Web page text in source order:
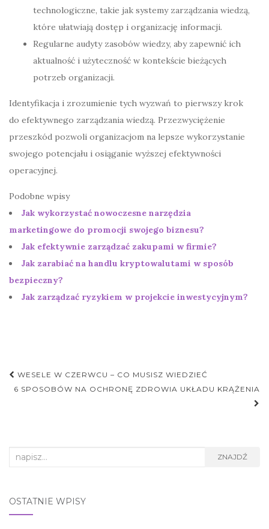
technologiczne, takie jak systemy zarządzania wiedzą,
które ułatwiają dostęp i organizację informacji.
Regularne audyty zasobów wiedzy, aby zapewnić ich
aktualność i użyteczność w kontekście bieżących
potrzeb organizacji.
Identyfikacja i zrozumienie tych wyzwań to pierwszy krok
do efektywnego zarządzania wiedzą. Przezwyciężenie
przeszkód pozwoli organizacjom na lepsze wykorzystanie
swojego potencjału i osiąganie wyższej efektywności
operacyjnej.
Podobne wpisy
Jak wykorzystać nowoczesne narzędzia
marketingowe do promocji swojego biznesu?
Jak efektywnie zarządzać zakupami w firmie?
Jak zarabiać na handlu kryptowalutami w sposób
bezpieczny?
Jak zarządzać ryzykiem w projekcie inwestycyjnym?
Nawigacja
postu
WESELE W CZERWCU – CO MUSISZ WIEDZIEĆ
6 SPOSOBÓW NA OCHRONĘ ZDROWIA UKŁADU KRĄŻENIA
Search
ZNAJDŹ
OSTATNIE WPISY